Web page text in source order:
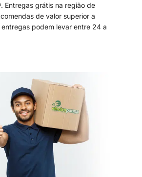
Entregas grátis na região de
de valor superior a
podem levar entre 24 a